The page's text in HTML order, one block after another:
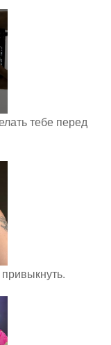
тебе перед